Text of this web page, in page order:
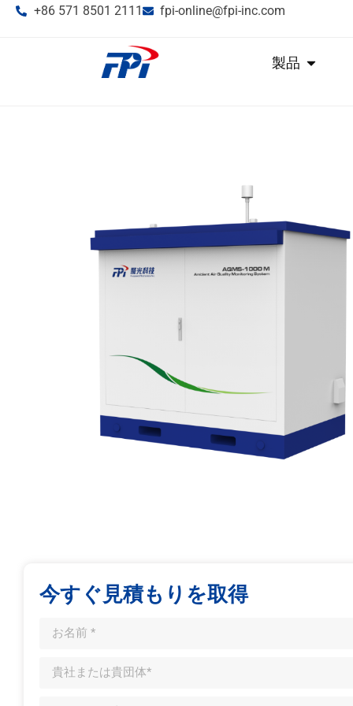
+86 571 8501 2111 fpi-online@fpi-inc.com
製品
今すぐ見積もりを取得